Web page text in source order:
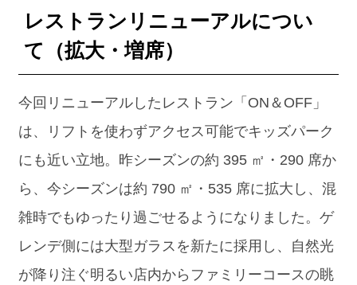
レストランリニューアルについ
て（拡大・増席）
今回リニューアルしたレストラン「ON＆OFF」
は、リフトを使わずアクセス可能でキッズパーク
にも近い立地。昨シーズンの約 395 ㎡・290 席か
ら、今シーズンは約 790 ㎡・535 席に拡大し、混
雑時でもゆったり過ごせるようになりました。ゲ
レンデ側には大型ガラスを新たに採用し、自然光
が降り注ぐ明るい店内からファミリーコースの眺